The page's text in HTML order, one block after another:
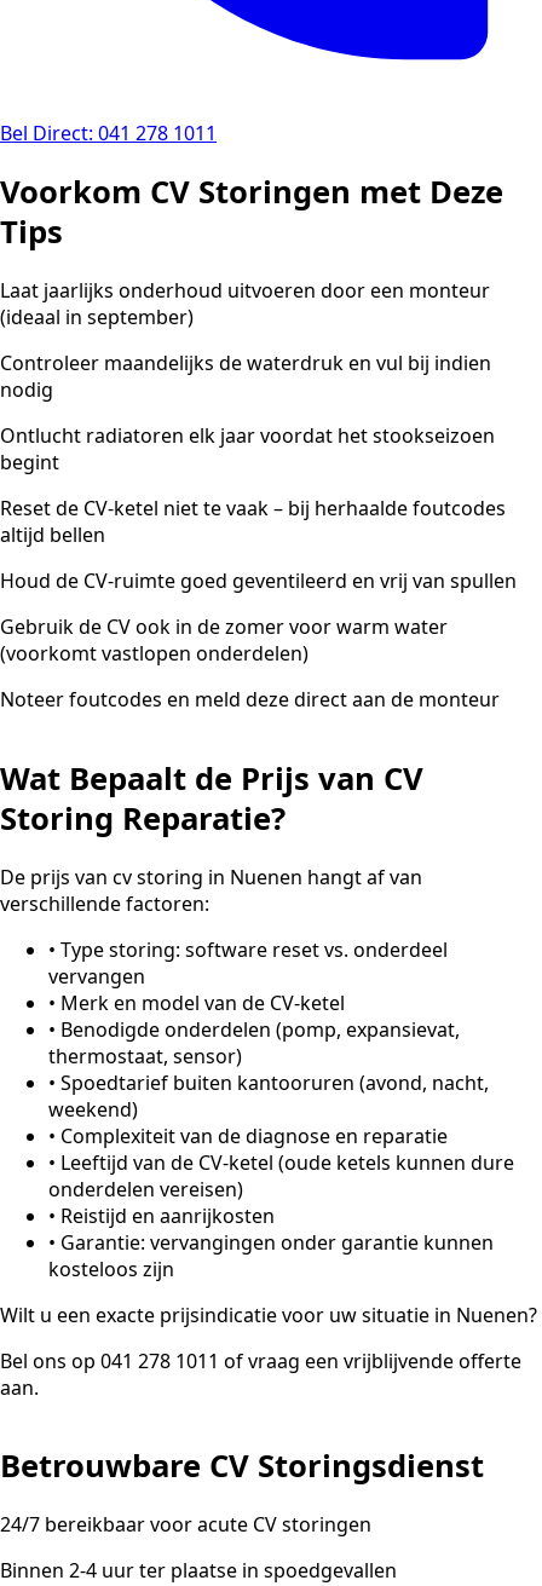
Bel Direct: 041 278 1011
Voorkom CV Storingen met Deze
Tips
Laat jaarlijks onderhoud uitvoeren door een monteur
(ideaal in september)
Controleer maandelijks de waterdruk en vul bij indien
nodig
Ontlucht radiatoren elk jaar voordat het stookseizoen
begint
Reset de CV-ketel niet te vaak – bij herhaalde foutcodes
altijd bellen
Houd de CV-ruimte goed geventileerd en vrij van spullen
Gebruik de CV ook in de zomer voor warm water
(voorkomt vastlopen onderdelen)
Noteer foutcodes en meld deze direct aan de monteur
Wat Bepaalt de Prijs van CV
Storing Reparatie?
De prijs van cv storing in Nuenen hangt af van
verschillende factoren:
• Type storing: software reset vs. onderdeel
vervangen
• Merk en model van de CV-ketel
• Benodigde onderdelen (pomp, expansievat,
thermostaat, sensor)
• Spoedtarief buiten kantooruren (avond, nacht,
weekend)
• Complexiteit van de diagnose en reparatie
• Leeftijd van de CV-ketel (oude ketels kunnen dure
onderdelen vereisen)
• Reistijd en aanrijkosten
• Garantie: vervangingen onder garantie kunnen
kosteloos zijn
Wilt u een exacte prijsindicatie voor uw situatie in Nuenen?
Bel ons op 041 278 1011 of vraag een vrijblijvende offerte
aan.
Betrouwbare CV Storingsdienst
24/7 bereikbaar voor acute CV storingen
Binnen 2-4 uur ter plaatse in spoedgevallen